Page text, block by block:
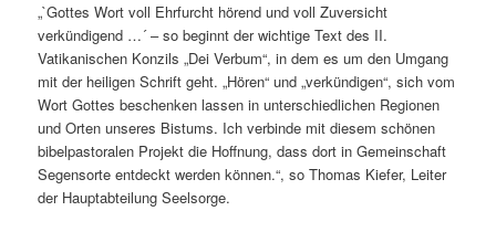
„`Gottes Wort voll Ehrfurcht hörend und voll Zuversicht
verkündigend …´ – so beginnt der wichtige Text des II.
Vatikanischen Konzils „Dei Verbum“, in dem es um den Umgang
mit der heiligen Schrift geht. „Hören“ und „verkündigen“, sich vom
Wort Gottes beschenken lassen in unterschiedlichen Regionen
und Orten unseres Bistums. Ich verbinde mit diesem schönen
bibelpastoralen Projekt die Hoffnung, dass dort in Gemeinschaft
Segensorte entdeckt werden können.“, so Thomas Kiefer, Leiter
der Hauptabteilung Seelsorge.